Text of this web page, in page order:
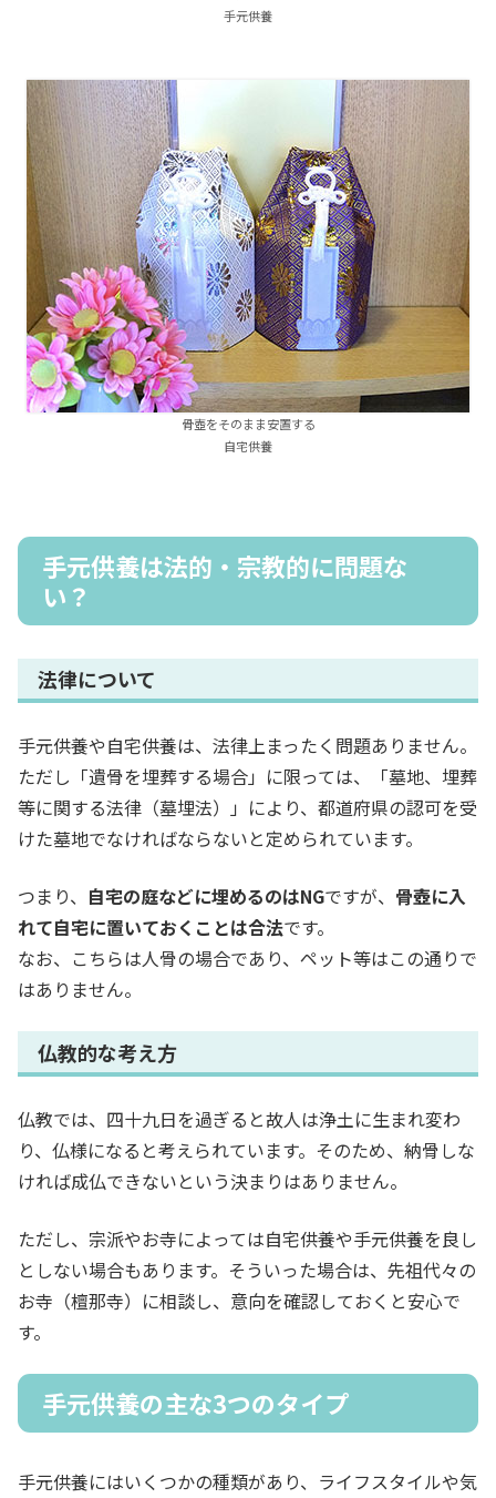
手元供養
骨壺をそのまま安置する
自宅供養
手元供養は法的・宗教的に問題な
い？
法律について
手元供養や自宅供養は、法律上まったく問題ありません。
ただし「遺骨を埋葬する場合」に限っては、「墓地、埋葬
等に関する法律（墓埋法）」により、都道府県の認可を受
けた墓地でなければならないと定められています。
つまり、 自宅の庭などに埋めるのはNGですが、 骨壺に入
れて自宅に置いておくことは合法です。
なお、こちらは人骨の場合であり、ペット等はこの通りで
はありません。
仏教的な考え方
仏教では、四十九日を過ぎると故人は浄土に生まれ変わ
り、仏様になると考えられています。そのため、納骨しな
ければ成仏できないという決まりはありません。
ただし、宗派やお寺によっては自宅供養や手元供養を良し
としない場合もあります。そういった場合は、先祖代々の
お寺（檀那寺）に相談し、意向を確認しておくと安心で
す。
手元供養の主な3つのタイプ
手元供養にはいくつかの種類があり、ライフスタイルや気